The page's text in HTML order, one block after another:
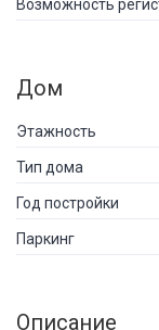
Возможность
Дом
Этажность
Тип дома
Год постройки
Паркинг
Описание